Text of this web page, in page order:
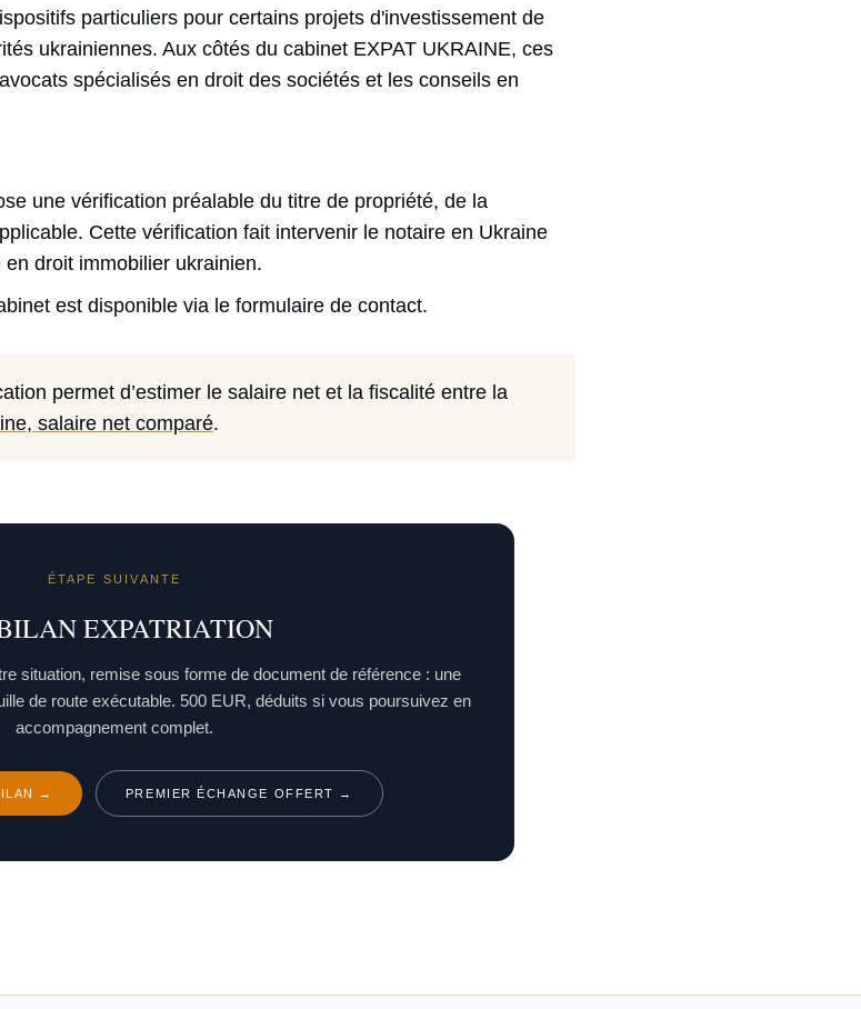
particuliers pour certains projets d'investissement de
ukrainiennes. Aux côtés du cabinet EXPAT UKRAINE, ces
spécialisés en droit des sociétés et les conseils en
une vérification préalable du titre de propriété, de la
Cette vérification fait intervenir le notaire en Ukraine
droit immobilier ukrainien.
est disponible via le formulaire de contact.
permet d’estimer le salaire net et la fiscalité entre la
salaire net comparé.
ÉTAPE SUIVANTE
EXPATRIATION
situation, remise sous forme de document de référence : une
de route exécutable. 500 EUR, déduits si vous poursuivez en
accompagnement complet.
→ PREMIER ÉCHANGE OFFERT →